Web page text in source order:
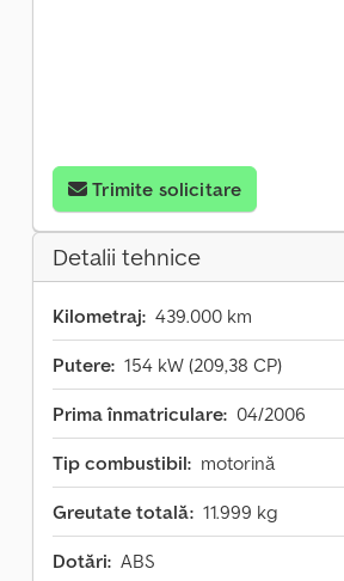
Trimite solicitare
Detalii tehnice
Kilometraj: 439.000 km
Putere: 154 kW (209,38 CP)
Prima înmatriculare: 04/2006
Tip combustibil: motorină
Greutate totală: 11.999 kg
Dotări: ABS